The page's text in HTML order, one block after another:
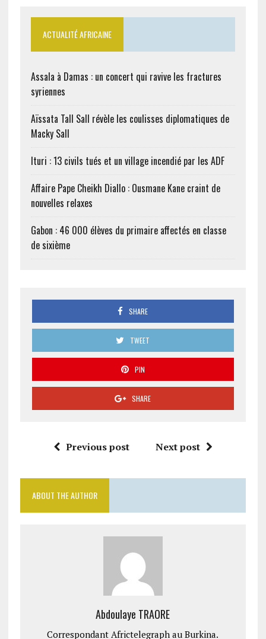
ACTUALITÉ AFRICAINE
Assala à Damas : un concert qui ravive les fractures
syriennes
Aïssata Tall Sall révèle les coulisses diplomatiques de
Macky Sall
Ituri : 13 civils tués et un village incendié par les ADF
Affaire Pape Cheikh Diallo : Ousmane Kane craint de
nouvelles relaxes
Gabon : 46 000 élèves du primaire affectés en classe
de sixième
SHARE
TWEET
PIN
SHARE
Previous post Next post
ABOUT THE AUTHOR
Abdoulaye TRAORE
Correspondant Africtelegraph au Burkina.